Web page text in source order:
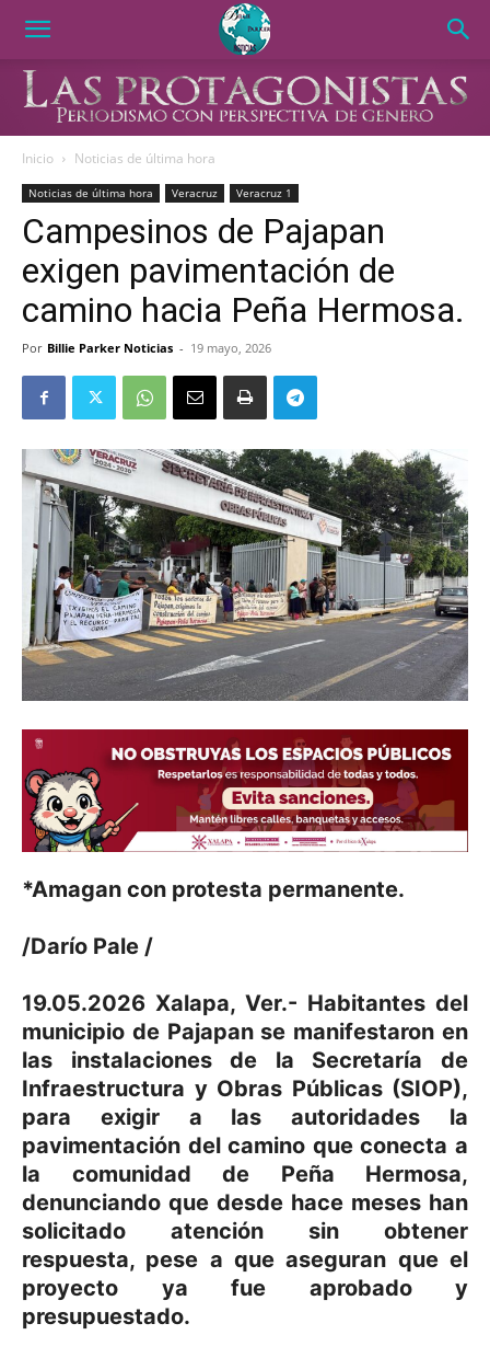
Inicio Noticias de última hora
Noticias de última hora Veracruz Veracruz 1
Campesinos de Pajapan
exigen pavimentación de
camino hacia Peña Hermosa.
Por Billie Parker Noticias - 19 mayo, 2026
*Amagan con protesta permanente.
/Darío Pale /
19.05.2026 Xalapa, Ver.- Habitantes del
municipio de Pajapan se manifestaron en
las instalaciones de la Secretaría de
Infraestructura y Obras Públicas (SIOP),
para exigir a las autoridades la
pavimentación del camino que conecta a
la comunidad de Peña Hermosa,
denunciando que desde hace meses han
solicitado atención sin obtener
respuesta, pese a que aseguran que el
proyecto ya fue aprobado y
presupuestado.